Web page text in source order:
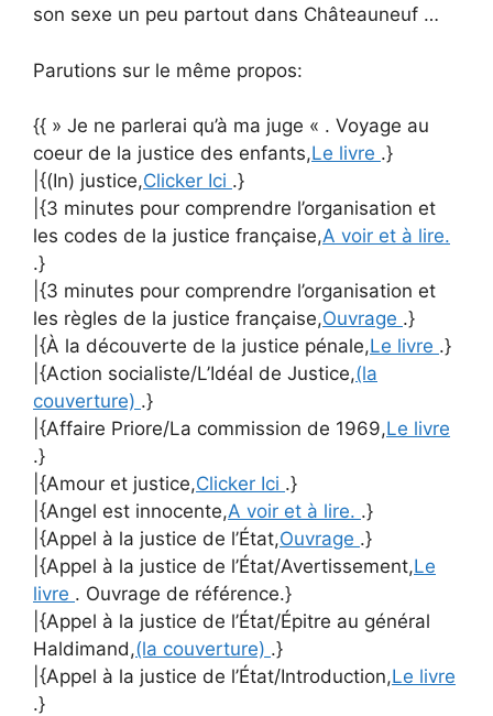
son sexe un peu partout dans Châteauneuf …
Parutions sur le même propos:
{{ » Je ne parlerai qu’à ma juge « . Voyage au
coeur de la justice des enfants,Le livre .}
|{(In) justice,Clicker Ici .}
|{3 minutes pour comprendre l’organisation et
les codes de la justice française,A voir et à lire.
.}
|{3 minutes pour comprendre l’organisation et
les règles de la justice française,Ouvrage .}
|{À la découverte de la justice pénale,Le livre .}
|{Action socialiste/L’Idéal de Justice,(la
couverture) .}
|{Affaire Priore/La commission de 1969,Le livre
.}
|{Amour et justice,Clicker Ici .}
|{Angel est innocente,A voir et à lire. .}
|{Appel à la justice de l’État,Ouvrage .}
|{Appel à la justice de l’État/Avertissement,Le
livre . Ouvrage de référence.}
|{Appel à la justice de l’État/Épitre au général
Haldimand,(la couverture) .}
|{Appel à la justice de l’État/Introduction,Le livre
.}